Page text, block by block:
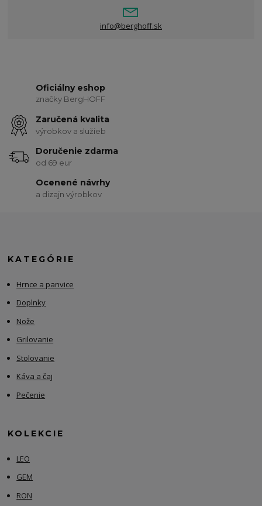
info@berghoff.sk
Oficiálny eshop
značky BergHOFF
Zaručená kvalita
výrobkov a služieb
Doručenie zdarma
od 69 eur
Ocenené návrhy
a dizajn výrobkov
KATEGÓRIE
Hrnce a panvice
Doplnky
Nože
Grilovanie
Stolovanie
Káva a čaj
Pečenie
KOLEKCIE
LEO
GEM
RON